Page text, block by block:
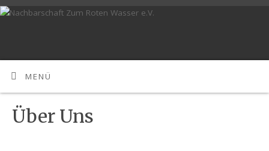
MENÜ
Über Uns